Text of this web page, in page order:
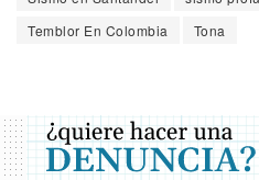
Temblor En Colombia
Tona